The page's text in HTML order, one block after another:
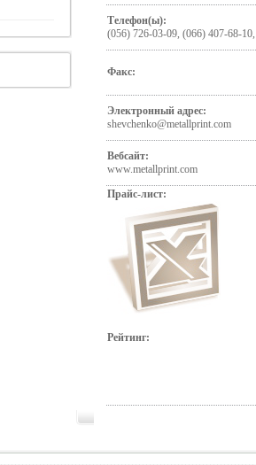
Телефон(ы):
(056) 726-03-09, (066) 407-68-
Факс:
Электронный адрес:
shevchenko@metallprint.com
Вебсайт:
www.metallprint.com
Прайс-лист:
Рейтинг: